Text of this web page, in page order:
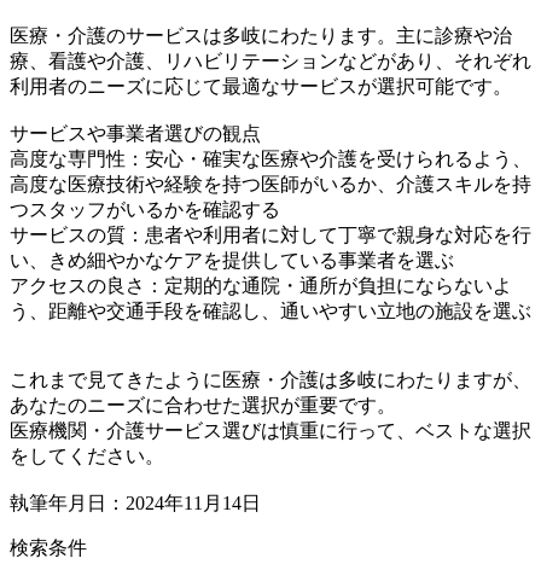
医療・介護のサービスは多岐にわたります。主に診療や治
療、看護や介護、リハビリテーションなどがあり、それぞれ
利用者のニーズに応じて最適なサービスが選択可能です。
サービスや事業者選びの観点
高度な専門性：安心・確実な医療や介護を受けられるよう、
高度な医療技術や経験を持つ医師がいるか、介護スキルを持
つスタッフがいるかを確認する
サービスの質：患者や利用者に対して丁寧で親身な対応を行
い、きめ細やかなケアを提供している事業者を選ぶ
アクセスの良さ：定期的な通院・通所が負担にならないよ
う、距離や交通手段を確認し、通いやすい立地の施設を選ぶ
これまで見てきたように医療・介護は多岐にわたりますが、
あなたのニーズに合わせた選択が重要です。
医療機関・介護サービス選びは慎重に行って、ベストな選択
をしてください。
執筆年月日：2024年11月14日
検索条件